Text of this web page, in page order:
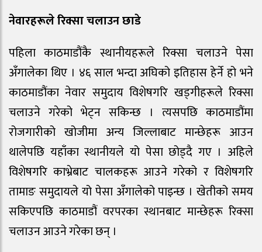
नेवारहरूले रिक्सा चलाउन छाडे
पहिला काठमाडौंकै स्थानीयहरूले रिक्सा चलाउने पेसा
अँगालेका थिए । ४६ साल भन्दा अघिको इतिहास हेर्ने हो भने
काठमाडौंका नेवार समुदाय विशेषगरि खड्गीहरूले रिक्सा
चलाउने गरेको भेट्न सकिन्छ । त्यसपछि काठमाडौंमा
रोजगारीको खोजीमा अन्य जिल्लाबाट मान्छेहरू आउन
थालेपछि यहाँका स्थानीयले यो पेसा छोड्दै गए । अहिले
विशेषगरि काभ्रेबाट चालकहरू आउने गरेको र विशेषगरि
तामाङ समुदायले यो पेसा अँगालेको पाइन्छ । खेतीको समय
सकिएपछि काठमाडौं वरपरका स्थानबाट मान्छेहरू रिक्सा
चलाउन आउने गरेका छन् ।